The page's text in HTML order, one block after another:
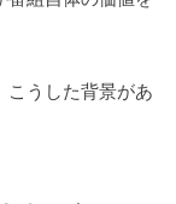
こうした背景があ